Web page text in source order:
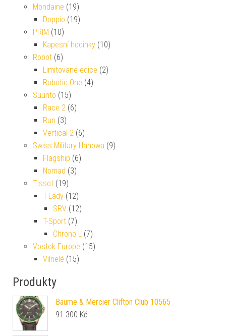
Mondaine (19)
Doppio (19)
PRIM (10)
Kapesní hodinky (10)
Robot (6)
Limitované edice (2)
Robotic One (4)
Suunto (15)
Race 2 (6)
Run (3)
Vertical 2 (6)
Swiss Military Hanowa (9)
Flagship (6)
Nomad (3)
Tissot (19)
T-Lady (12)
SRV (12)
T-Sport (7)
Chrono L (7)
Vostok Europe (15)
Vilnelé (15)
Produkty
Baume & Mercier Clifton Club 10565
91 300 Kč